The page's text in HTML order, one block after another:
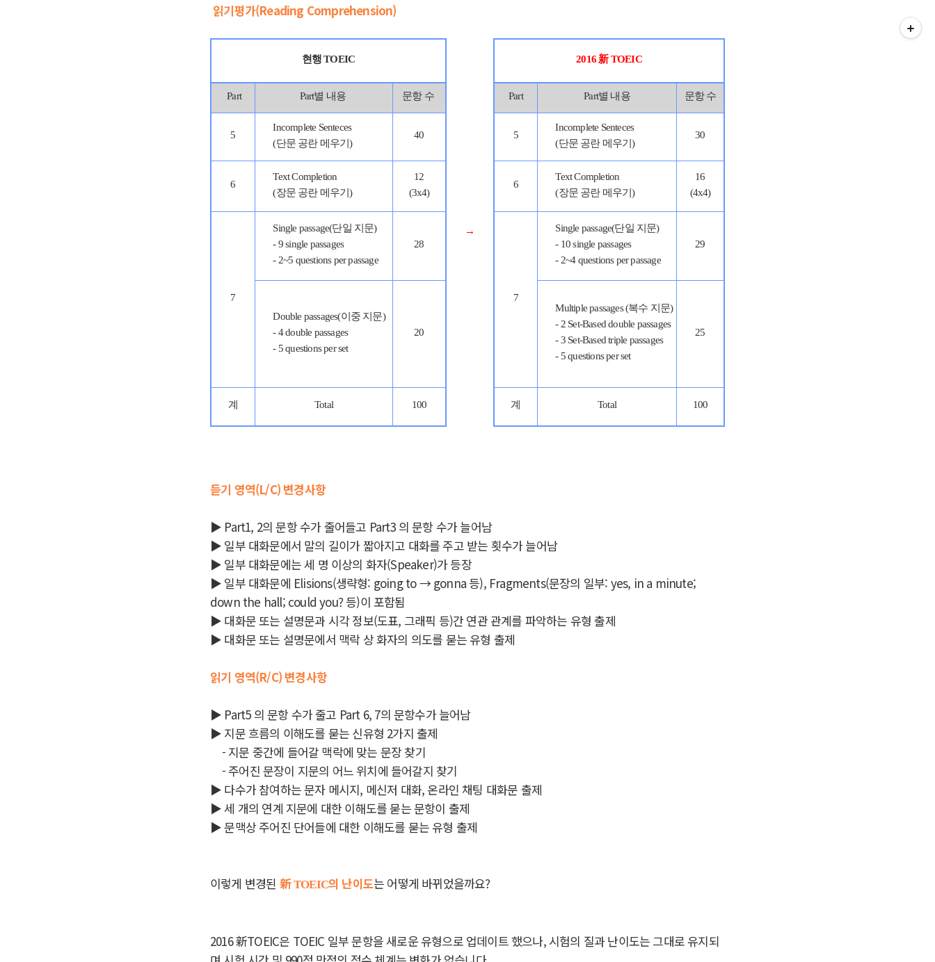
읽기평가(Reading Comprehension)
현행 TOEIC
→
2016 新TOEIC
Part Part별 내용 문항 수 Part Part별 내용 문항 수
5
Incomplete Senteces
(단문 공란 메우기)
40 5
Incomplete Senteces
(단문 공란 메우기)
30
6
Text Completion
(장문 공란 메우기)
12
(3x4)
6
Text Completion
(장문 공란 메우기)
16
(4x4)
7
Single passage(단일 지문)
- 9 single passages
- 2~5 questions per passage
28
7
Single passage(단일 지문)
- 10 single passages
- 2~4 questions per passage
29
Double passages(이중 지문)
- 4 double passages
- 5 questions per set
20
Multiple passages (복수 지문)
- 2 Set-Based double passages
- 3 Set-Based triple passages
- 5 questions per set
25
계 Total 100 계 Total 100
듣기 영역(L/C) 변경사항
▶ Part1, 2의 문항 수가 줄어들고 Part3 의 문항 수가 늘어남
▶ 일부 대화문에서 말의 길이가 짧아지고 대화를 주고 받는 횟수가 늘어남
▶ 일부 대화문에는 세 명 이상의 화자(Speaker)가 등장
▶ 일부 대화문에 Elisions(생략형: going to → gonna 등), Fragments(문장의 일부: yes, in a minute;
down the hall; could you? 등)이 포함됨
▶ 대화문 또는 설명문과 시각 정보(도표, 그래픽 등)간 연관 관계를 파악하는 유형 출제
▶ 대화문 또는 설명문에서 맥락 상 화자의 의도를 묻는 유형 출제
읽기 영역(R/C) 변경사항
▶ Part5 의 문항 수가 줄고 Part 6, 7의 문항수가 늘어남
▶ 지문 흐름의 이해도를 묻는 신유형 2가지 출제
- 지문 중간에 들어갈 맥락에 맞는 문장 찾기
- 주어진 문장이 지문의 어느 위치에 들어갈지 찾기
▶ 다수가 참여하는 문자 메시지, 메신저 대화, 온라인 채팅 대화문 출제
▶ 세 개의 연계 지문에 대한 이해도를 묻는 문항이 출제
▶ 문맥상 주어진 단어들에 대한 이해도를 묻는 유형 출제
이렇게 변경된 新TOEIC의 난이도는 어떻게 바뀌었을까요?
2016 新TOEIC은 TOEIC 일부 문항을 새로운 유형으로 업데이트 했으나, 시험의 질과 난이도는 그대로 유지되